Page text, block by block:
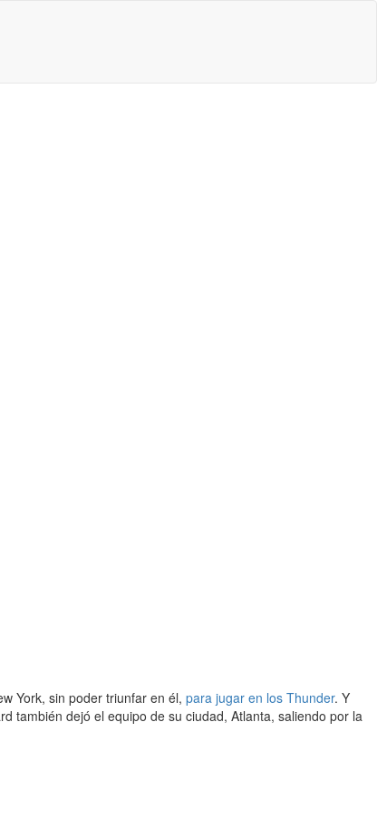
York, sin poder triunfar en él, para jugar en los Thunder. Y
también dejó el equipo de su ciudad, Atlanta, saliendo por la